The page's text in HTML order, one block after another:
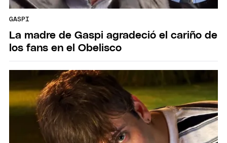
GASPI
La madre de Gaspi agradeció el cariño de
los fans en el Obelisco